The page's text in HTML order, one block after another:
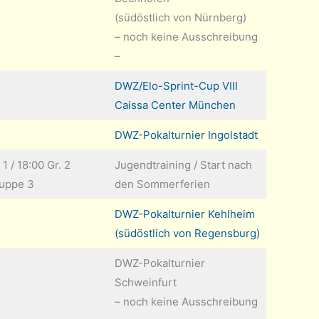
(südöstlich von Nürnberg)
– noch keine Ausschreibung
–
DWZ/Elo-Sprint-Cup VIII
Caissa Center München
DWZ-Pokalturnier Ingolstadt
/ 18:00 Gr. 2
3
Jugendtraining / Start nach
den Sommerferien
DWZ-Pokalturnier Kehlheim
(südöstlich von Regensburg)
DWZ-Pokalturnier
Schweinfurt
– noch keine Ausschreibung